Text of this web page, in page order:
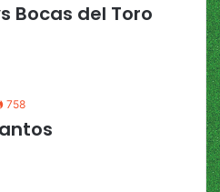
Bocas del Toro
758